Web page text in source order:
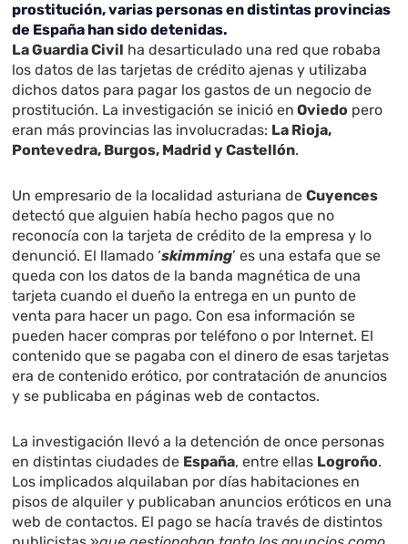
prostitución, varias personas en distintas provincias
de España han sido detenidas.
La Guardia Civil ha desarticulado una red que robaba
los datos de las tarjetas de crédito ajenas y utilizaba
dichos datos para pagar los gastos de un negocio de
prostitución. La investigación se inició en Oviedo pero
eran más provincias las involucradas: La Rioja,
Pontevedra, Burgos, Madrid y Castellón.
Un empresario de la localidad asturiana deCuyences
detectó que alguien había hecho pagos que no
reconocía con la tarjeta de crédito de la empresa y lo
denunció. El llamado ‘skimming’ es una estafa que se
queda con los datos de la banda magnética de una
tarjeta cuando el dueño la entrega en un punto de
venta para hacer un pago. Con esa información se
pueden hacer compras por teléfono o por Internet. El
contenido que se pagaba con el dinero de esas tarjetas
era de contenido erótico, por contratación de anuncios
y se publicaba en páginas web de contactos.
La investigación llevó a la detención de once personas
en distintas ciudades de España, entre ellas Logroño.
Los implicados alquilaban por días habitaciones en
pisos de alquiler y publicaban anuncios eróticos en una
web de contactos. El pago se hacía través de distintos